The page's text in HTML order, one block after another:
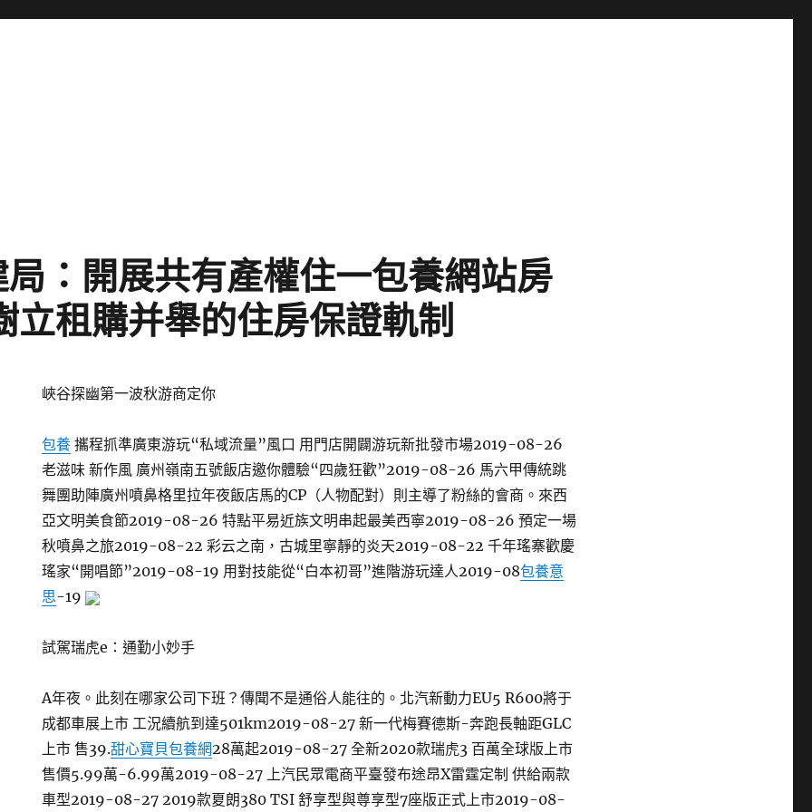
：開展共有產權住一包養網站房
立租購并舉的住房保證軌制
峽谷探幽第一波秋游商定你
包養 攜程抓準廣東游玩“私域流量”風口 用門店開闢游玩新批發市場2019-08-26
老滋味 新作風 廣州嶺南五號飯店邀你體驗“四歲狂歡”2019-08-26 馬六甲傳統跳
舞團助陣廣州噴鼻格里拉年夜飯店馬的CP（人物配對）則主導了粉絲的會商。來西
亞文明美食節2019-08-26 特點平易近族文明串起最美西寧2019-08-26 預定一場
秋噴鼻之旅2019-08-22 彩云之南，古城里寧靜的炎天2019-08-22 千年瑤寨歡慶
瑤家“開唱節”2019-08-19 用對技能從“白本初哥”進階游玩達人2019-08包養意
思-19
試駕瑞虎e：通勤小妙手
A年夜。此刻在哪家公司下班？傳聞不是通俗人能往的。北汽新動力EU5 R600將于
成都車展上市 工況續航到達501km2019-08-27 ​新一代梅賽德斯-奔跑長軸距GLC
上市 售39.甜心寶貝包養網28萬起2019-08-27 全新2020款瑞虎3 百萬全球版上市
售價5.99萬-6.99萬2019-08-27 上汽民眾電商平臺發布途昂X雷霆定制 供給兩款
車型2019-08-27 2019款夏朗380 TSI 舒享型與尊享型7座版正式上市2019-08-